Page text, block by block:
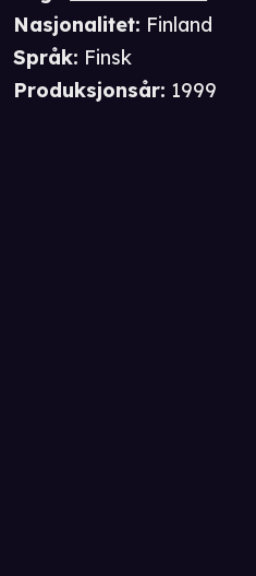
Nasjonalitet: Finland
Språk: Finsk
Produksjonsår: 1999